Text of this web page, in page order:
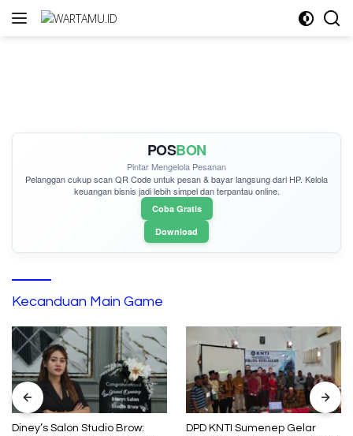
Langsung
POSBON
Pintar Mengelola Pesanan
Pelanggan cukupscan QR Codeuntuk pesan & bayar langsung dari HP. Kelola
keuangan bisnis jadi lebih simpel dan terpantau online.
Coba Gratis
Download
Kecanduan Main Game
Diney’s Salon Studio Brow:
DPD KNTI Sumenep Gelar